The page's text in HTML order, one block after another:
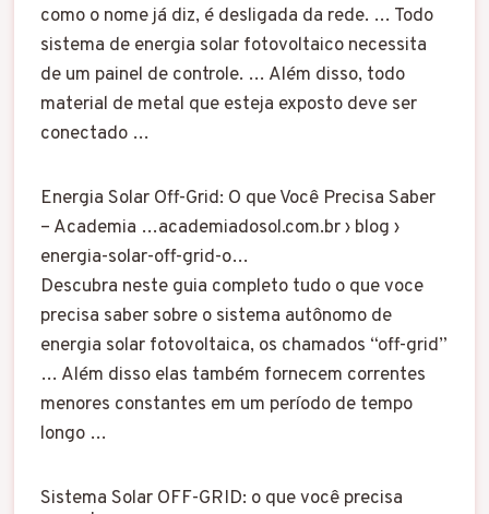
como o nome já diz, é desligada da rede. … Todo
sistema de energia solar fotovoltaico necessita
de um painel de controle. … Além disso, todo
material de metal que esteja exposto deve ser
conectado …
Energia Solar Off-Grid: O que Você Precisa Saber
– Academia …academiadosol.com.br › blog ›
energia-solar-off-grid-o…
Descubra neste guia completo tudo o que voce
precisa saber sobre o sistema autônomo de
energia solar fotovoltaica, os chamados “off-grid”
… Além disso elas também fornecem correntes
menores constantes em um período de tempo
longo …
Sistema Solar OFF-GRID: o que você precisa